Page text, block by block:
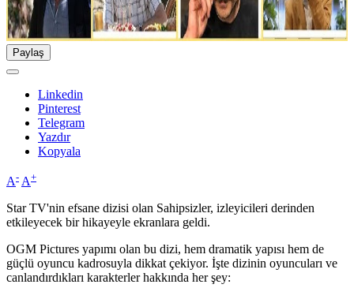
Paylaş
Linkedin
Pinterest
Telegram
Yazdır
Kopyala
A- A+
Star TV'nin efsane dizisi olan Sahipsizler, izleyicileri derinden
etkileyecek bir hikayeyle ekranlara geldi.
OGM Pictures yapımı olan bu dizi, hem dramatik yapısı hem de
güçlü oyuncu kadrosuyla dikkat çekiyor. İşte dizinin oyuncuları ve
canlandırdıkları karakterler hakkında her şey: